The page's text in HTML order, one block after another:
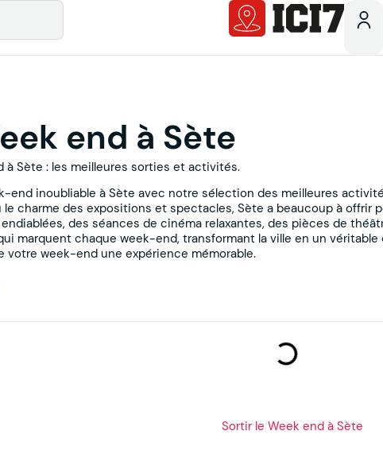
end à Sète
à Sète : les meilleures sorties et activités.
end inoubliable à Sète avec notre sélection des meilleures
charme des expositions et spectacles, Sète a beaucoup à offrir
des séances de cinéma relaxantes, des pièces de
marquent chaque week-end, transformant la ville en un
votre week-end une expérience mémorable.